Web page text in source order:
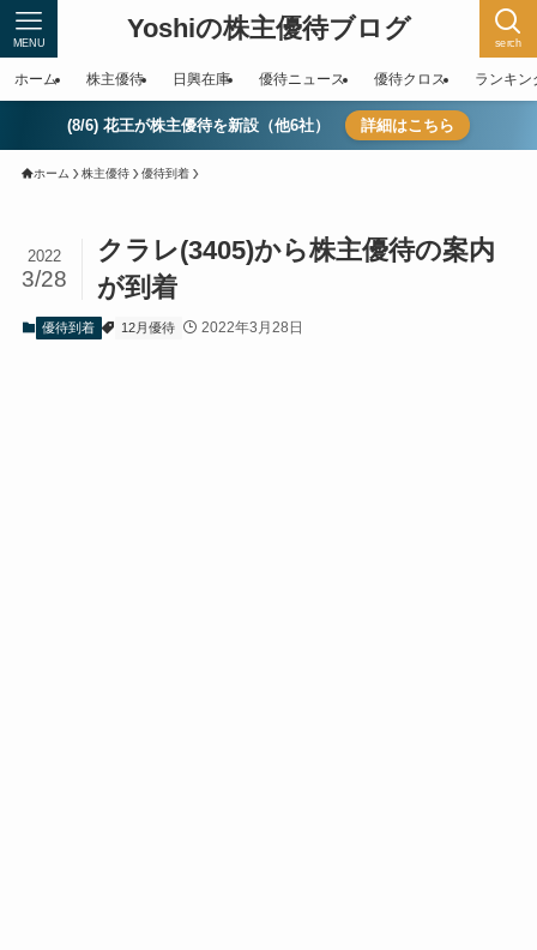
Yoshiの株主優待ブログ serch
MENU
ホーム 株主優待 日興在庫 優待ニュース 優待クロス ランキン
(8/6) 花王が株主優待を新設（他6社） 詳細はこちら
ホーム 株主優待 優待到着
クラレ(3405)から株主優待の案内
が到着
2022
3/28
優待到着 12月優待 2022年3月28日